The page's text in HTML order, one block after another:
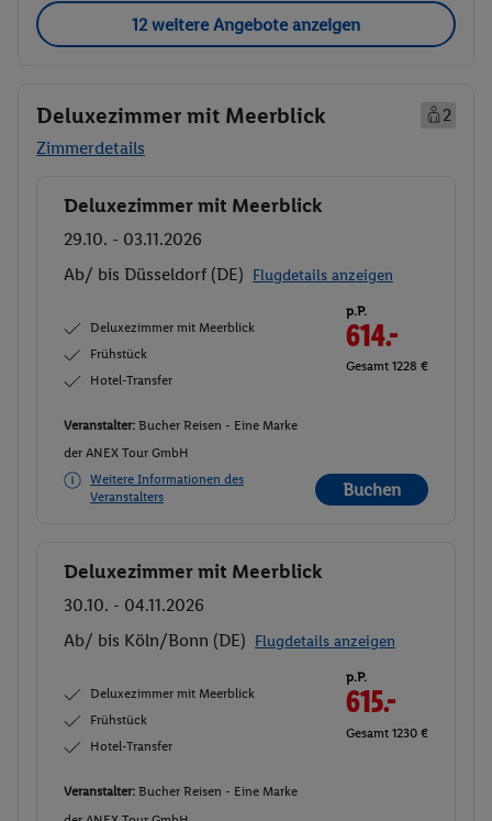
12 weitere Angebote anzeigen
Deluxezimmer mit Meerblick
2
Zimmerdetails
Buchen
Deluxezimmer mit Meerblick
29.10. - 03.11.2026
Ab/ bis Düsseldorf (DE) Flugdetails anzeigen
Deluxezimmer mit Meerblick
Frühstück
Hotel-Transfer
p.P.
614.-
Gesamt 1228 €
Veranstalter: Bucher Reisen - Eine Marke
der ANEX Tour GmbH
Weitere Informationen des
Veranstalters
Buchen
Buchen
Deluxezimmer mit Meerblick
30.10. - 04.11.2026
Ab/ bis Köln/Bonn (DE) Flugdetails anzeigen
Deluxezimmer mit Meerblick
Frühstück
Hotel-Transfer
p.P.
615.-
Gesamt 1230 €
Veranstalter: Bucher Reisen - Eine Marke